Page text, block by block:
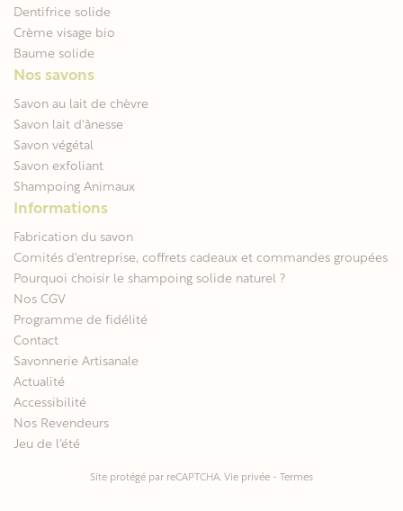
Dentifrice solide
Crème visage bio
Baume solide
Nos savons
Savon au lait de chèvre
Savon lait d'ânesse
Savon végétal
Savon exfoliant
Shampoing Animaux
Informations
Fabrication du savon
Comités d'entreprise, coffrets cadeaux et commandes groupées
Pourquoi choisir le shampoing solide naturel ?
Nos CGV
Programme de fidélité
Contact
Savonnerie Artisanale
Actualité
Accessibilité
Nos Revendeurs
Jeu de l'été
Site protégé par reCAPTCHA. Vie privée - Termes